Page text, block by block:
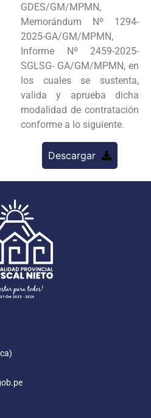
GDES/GM/MPMN,
Memorándum Nº 1294-
2025-GA/GM/MPMN,
Informe Nº 2459-2025-
SGLSG- GA/GM/MPMN, en
los cuales se sustenta,
valida y aprueba dicha
modalidad de contratación
conforme a lo siguiente.
Descargar